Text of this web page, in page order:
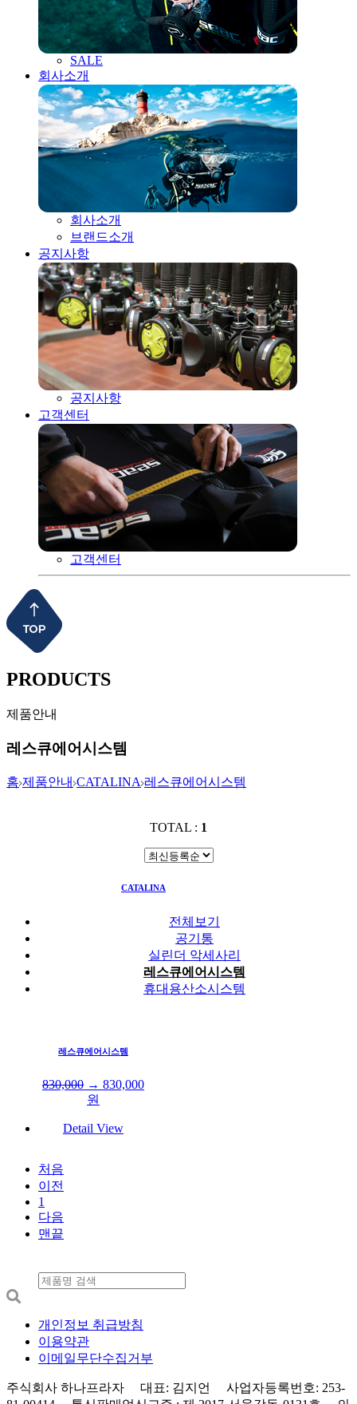
SALE
회사소개
회사소개
브랜드소개
공지사항
공지사항
고객센터
고객센터
PRODUCTS
제품안내
레스큐에어시스템
홈 제품안내 CATALINA 레스큐에어시스템
TOTAL : 1
CATALINA
전체보기
공기통
실린더 악세사리
레스큐에어시스템
휴대용산소시스템
레스큐에어시스템
830,000 → 830,000
원
Detail View
처음
이전
1
다음
맨끝
개인정보 취급방침
이용약관
이메일무단수집거부
주식회사 하나프라자 대표: 김지언 사업자등록번호: 253-